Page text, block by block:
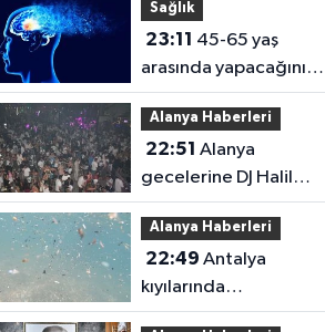
Sağlık
23:11
arasında yapacağınız
bu tercihler demans
riskini azaltabilir
Alanya Haberleri
22:51 Alanya
gecelerine DJ Halil
Vergin damga vuruyor
Alanya Haberleri
22:49 Antalya
kıyılarında
mikroplastik tehlikesi